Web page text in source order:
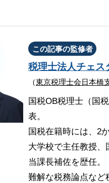
この記事の監修者
税理士法人チェス
（東京税理士会日本橋
国税OB税理士（国
表。
国税在籍時には、2
大学校で主任教授、
当課長補佐を歴任。
難解な税務論点など